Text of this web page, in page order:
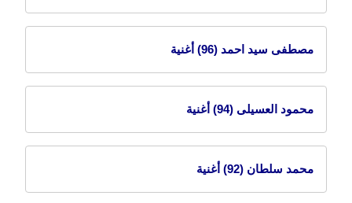
مصطفى سيد احمد (96) أغنية
محمود العسيلى (94) أغنية
محمد سلطان (92) أغنية